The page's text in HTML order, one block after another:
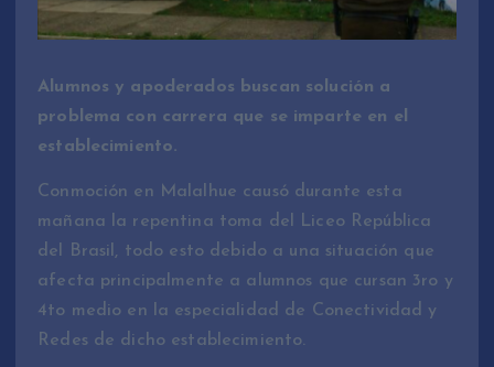
Alumnos y apoderados buscan solución a
problema con carrera que se imparte en el
establecimiento.
Conmoción en Malalhue causó durante esta
mañana la repentina toma del Liceo República
del Brasil, todo esto debido a una situación que
afecta principalmente a alumnos que cursan 3ro y
4to medio en la especialidad de Conectividad y
Redes de dicho establecimiento.